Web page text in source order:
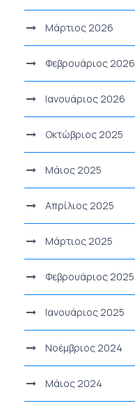
Μάρτιος 2026
Φεβρουάριος 2026
Ιανουάριος 2026
Οκτώβριος 2025
Μάιος 2025
Απρίλιος 2025
Μάρτιος 2025
Φεβρουάριος 2025
Ιανουάριος 2025
Νοέμβριος 2024
Μάιος 2024